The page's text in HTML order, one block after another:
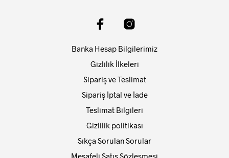
Banka Hesap Bilgilerimiz
Gizlilik İlkeleri
Sipariş ve Teslimat
Sipariş İptal ve İade
Teslimat Bilgileri
Gizlilik politikası
Sıkça Sorulan Sorular
Mesafeli Satış Sözleşmesi